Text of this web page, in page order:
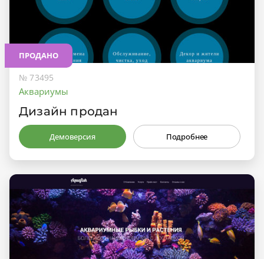
ПРОДАНО
№ 73495
Аквариумы
Дизайн продан
Демоверсия Подробнее